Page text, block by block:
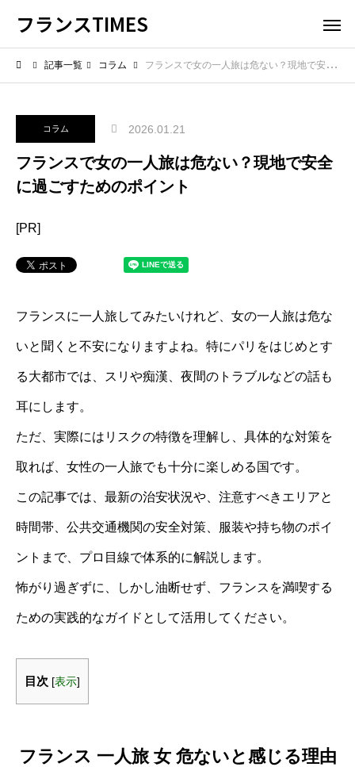
フランスTIMES
記事一覧 コラム フランスで女の一人旅は危ない？現地で安全に過ごすためのポイント
コラム 2026.01.21
フランスで女の一人旅は危ない？現地で安全
に過ごすためのポイント
[PR]
フランスに一人旅してみたいけれど、女の一人旅は危な
いと聞くと不安になりますよね。特にパリをはじめとす
る大都市では、スリや痴漢、夜間のトラブルなどの話も
耳にします。
ただ、実際にはリスクの特徴を理解し、具体的な対策を
取れば、女性の一人旅でも十分に楽しめる国です。
この記事では、最新の治安状況や、注意すべきエリアと
時間帯、公共交通機関の安全対策、服装や持ち物のポイ
ントまで、プロ目線で体系的に解説します。
怖がり過ぎずに、しかし油断せず、フランスを満喫する
ための実践的なガイドとして活用してください。
目次 [表示]
フランス 一人旅 女 危ないと感じる理由